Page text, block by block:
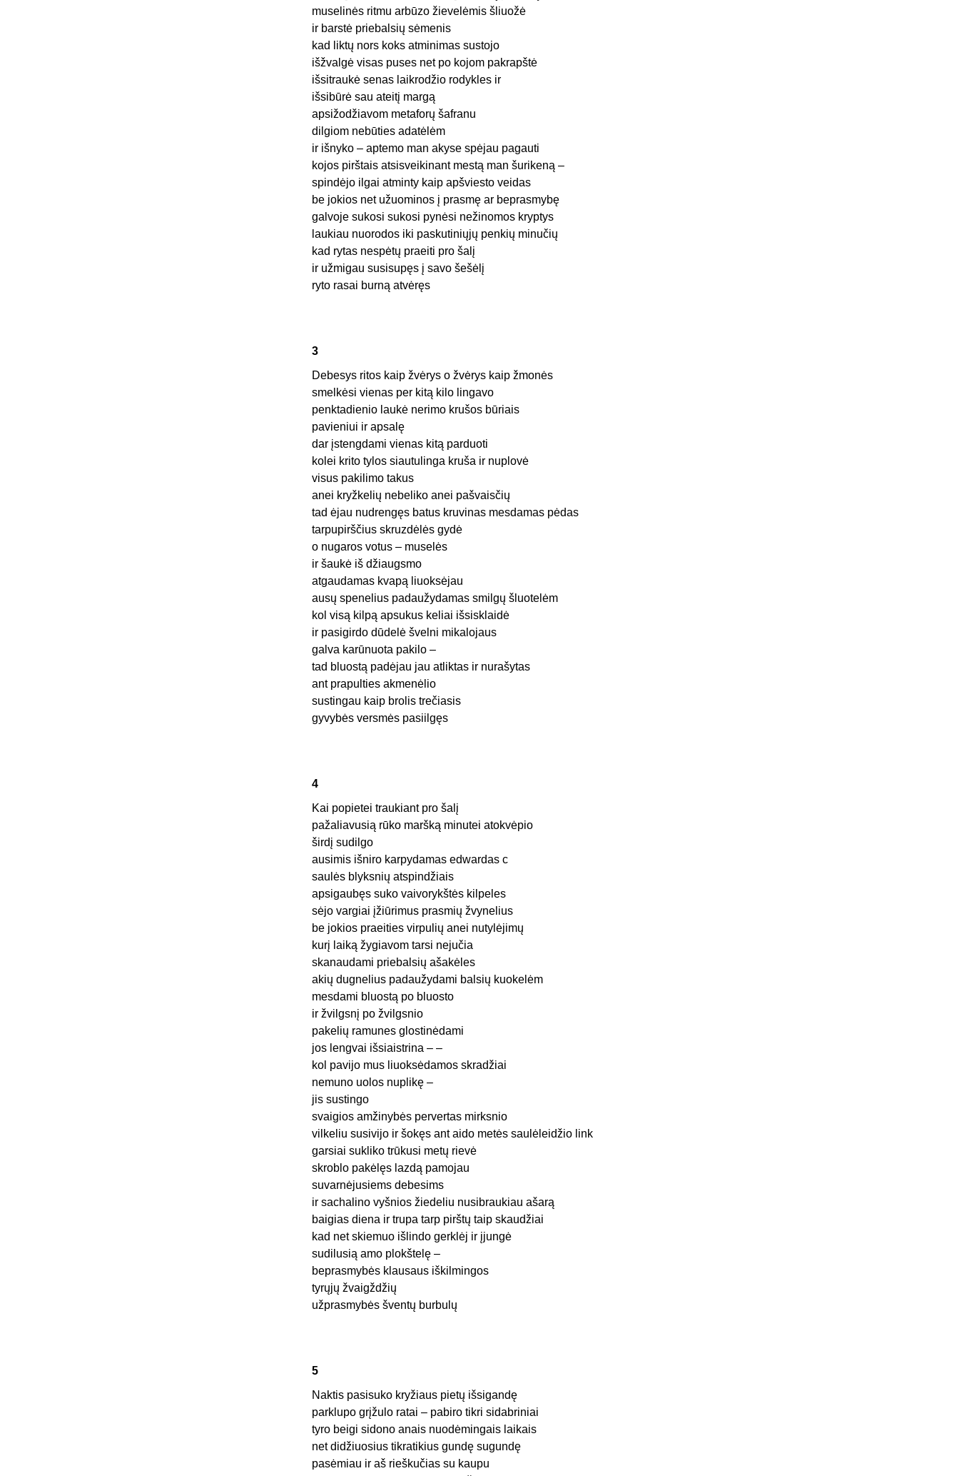
muselinės ritmu arbūzo žievelėmis šliuožė
ir barstė priebalsių sėmenis
kad liktų nors koks atminimas sustojo
išžvalgė visas puses net po kojom pakrapštė
išsitraukė senas laikrodžio rodykles ir
išsibūrė sau ateitį margą
apsižodžiavom metaforų šafranu
dilgiom nebūties adatėlėm
ir išnyko – aptemo man akyse spėjau pagauti
kojos pirštais atsisveikinant mestą man šurikeną –
spindėjo ilgai atminty kaip apšviesto veidas
be jokios net užuominos į prasmę ar beprasmybę
galvoje sukosi sukosi pynėsi nežinomos kryptys
laukiau nuorodos iki paskutiniųjų penkių minučių
kad rytas nespėtų praeiti pro šalį
ir užmigau susisupęs į savo šešėlį
ryto rasai burną atvėręs
3
Debesys ritos kaip žvėrys o žvėrys kaip žmonės
smelkėsi vienas per kitą kilo lingavo
penktadienio laukė nerimo krušos būriais
pavieniui ir apsalę
dar įstengdami vienas kitą parduoti
kolei krito tylos siautulinga kruša ir nuplovė
visus pakilimo takus
anei kryžkelių nebeliko anei pašvaisčių
tad ėjau nudrengęs batus kruvinas mesdamas pėdas
tarpupirščius skruzdėlės gydė
o nugaros votus – muselės
ir šaukė iš džiaugsmo
atgaudamas kvapą liuoksėjau
ausų spenelius padaužydamas smilgų šluotelėm
kol visą kilpą apsukus keliai išsisklaidė
ir pasigirdo dūdelė švelni mikalojaus
galva karūnuota pakilo –
tad bluostą padėjau jau atliktas ir nurašytas
ant prapulties akmenėlio
sustingau kaip brolis trečiasis
gyvybės versmės pasiilgęs
4
Kai popietei traukiant pro šalį
pažaliavusią rūko maršką minutei atokvėpio
širdį sudilgo
ausimis išniro karpydamas edwardas c
saulės blyksnių atspindžiais
apsigaubęs suko vaivorykštės kilpeles
sėjo vargiai įžiūrimus prasmių žvynelius
be jokios praeities virpulių anei nutylėjimų
kurį laiką žygiavom tarsi nejučia
skanaudami priebalsių ašakėles
akių dugnelius padaužydami balsių kuokelėm
mesdami bluostą po bluosto
ir žvilgsnį po žvilgsnio
pakelių ramunes glostinėdami
jos lengvai išsiaistrina – –
kol pavijo mus liuoksėdamos skradžiai
nemuno uolos nuplikę –
jis sustingo
svaigios amžinybės pervertas mirksnio
vilkeliu susivijo ir šokęs ant aido metės saulėleidžio link
garsiai sukliko trūkusi metų rievė
skroblo pakėlęs lazdą pamojau
suvarnėjusiems debesims
ir sachalino vyšnios žiedeliu nusibraukiau ašarą
baigias diena ir trupa tarp pirštų taip skaudžiai
kad net skiemuo išlindo gerklėj ir įjungė
sudilusią amo plokštelę –
beprasmybės klausaus iškilmingos
tyrųjų žvaigždžių
užprasmybės šventų burbulų
5
Naktis pasisuko kryžiaus pietų išsigandę
parklupo grįžulo ratai – pabiro tikri sidabriniai
tyro beigi sidono anais nuodėmingais laikais
net didžiuosius tikratikius gundę sugundę
pasėmiau ir aš rieškučias su kaupu